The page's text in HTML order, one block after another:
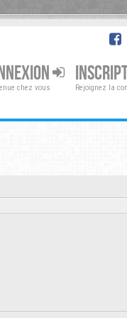
chez vous Rejoignez la